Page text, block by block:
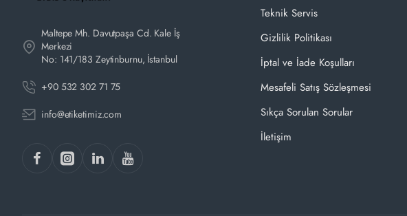
Maltepe Mh. Davutpaşa Cd. Kale İş
Merkezi
No: 141/183 Zeytinburnu, İstanbul
+90 532 302 71 75
info@etiketimiz.com
Teknik Servis
Gizlilik Politikası
İptal ve İade Koşulları
Mesafeli Satış Sözleşmesi
Sıkça Sorulan Sorular
İletişim